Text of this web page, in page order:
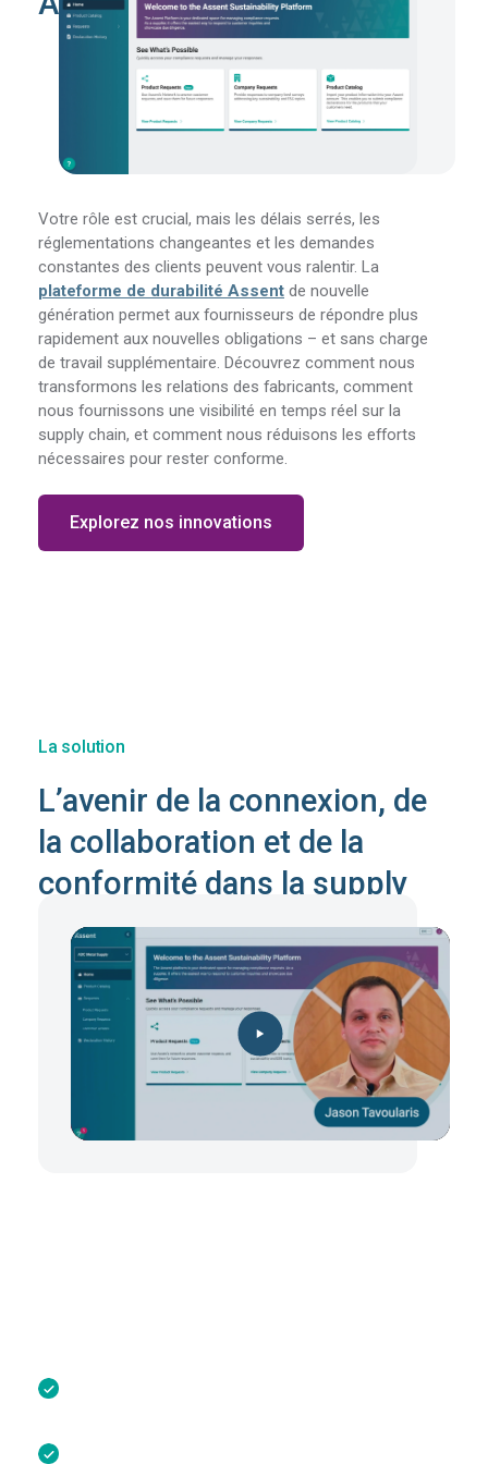
Votre rôle est crucial, mais les délais serrés, les
réglementations changeantes et les demandes
constantes des clients peuvent vous ralentir. La
plateforme de durabilité Assent de nouvelle
génération permet aux fournisseurs de répondre plus
rapidement aux nouvelles obligations – et sans charge
de travail supplémentaire. Découvrez comment nous
transformons les relations des fabricants, comment
nous fournissons une visibilité en temps réel sur la
supply chain, et comment nous réduisons les efforts
nécessaires pour rester conforme.
Explorez nos innovations
La solution
L’avenir de la connexion, de
la collaboration et de la
conformité dans la supply
chain